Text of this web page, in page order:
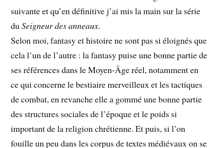
suivante et qu’en définitive j’ai mis la main sur la série
duSeigneur des anneaux.
Selon moi, fantasy et histoire ne sont pas si éloignés que
cela l’un de l’autre : la fantasy puise une bonne partie de
ses références dans le Moyen-Âge réel, notamment en
ce qui concerne le bestiaire merveilleux et les tactiques
de combat, en revanche elle a gommé une bonne partie
des structures sociales de l’époque et le poids si
important de la religion chrétienne. Et puis, si l’on
fouille un peu dans les corpus de textes médiévaux on se